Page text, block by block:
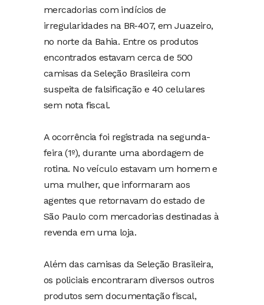
mercadorias com indícios de
irregularidades na BR-407, em Juazeiro,
no norte da Bahia. Entre os produtos
encontrados estavam cerca de 500
camisas da Seleção Brasileira com
suspeita de falsificação e 40 celulares
sem nota fiscal.
A ocorrência foi registrada na segunda-
feira (1º), durante uma abordagem de
rotina. No veículo estavam um homem e
uma mulher, que informaram aos
agentes que retornavam do estado de
São Paulo com mercadorias destinadas à
revenda em uma loja.
Além das camisas da Seleção Brasileira,
os policiais encontraram diversos outros
produtos sem documentação fiscal,